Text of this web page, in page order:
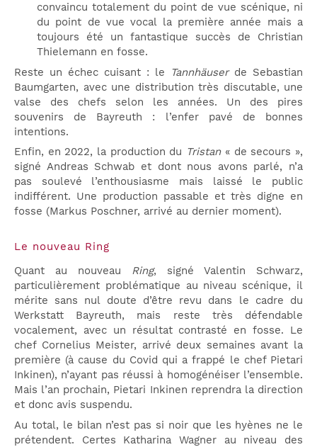
convaincu totalement du point de vue scénique, ni
du point de vue vocal la première année mais a
toujours été un fantastique succès de Christian
Thielemann en fosse.
Reste un échec cuisant : le
Tannhäuserde Sebastian
Baumgarten, avec une distribution très discutable, une
valse des chefs selon les années. Un des pires
souvenirs de Bayreuth : l’enfer pavé de bonnes
intentions.
Enfin, en 2022, la production du Tristan« de secours »,
signé Andreas Schwab et dont nous avons parlé, n’a
pas soulevé l’enthousiasme mais laissé le public
indifférent. Une production passable et très digne en
fosse (Markus Poschner, arrivé au dernier moment).
Le nouveau Ring
Quant au nouveau Ring, signé Valentin Schwarz,
particulièrement problématique au niveau scénique, il
mérite sans nul doute d’être revu dans le cadre du
Werkstatt Bayreuth, mais reste très défendable
vocalement, avec un résultat contrasté en fosse. Le
chef Cornelius Meister, arrivé deux semaines avant la
première (à cause du Covid qui a frappé le chef Pietari
Inkinen), n’ayant pas réussi à homogénéiser l’ensemble.
Mais l’an prochain, Pietari Inkinen reprendra la direction
et donc avis suspendu.
Au total, le bilan n’est pas si noir que les hyènes ne le
prétendent. Certes Katharina Wagner au niveau des